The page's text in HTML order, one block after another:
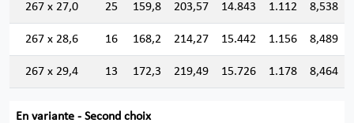
267 x 27,0 25 159,8 203,57 14.843 1.112 8,538
267 x 28,6 16 168,2 214,27 15.442 1.156 8,489
267 x 29,4 13 172,3 219,49 15.726 1.178 8,464
En variante - Second choix